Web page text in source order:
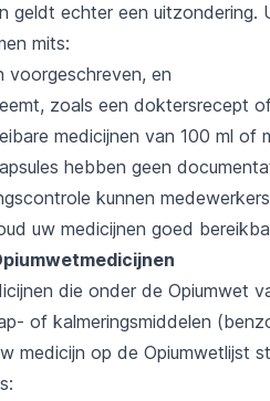
geldt echter een uitzondering.
mits:
voorgeschreven, en
zoals een doktersrecept
medicijnen van 100 ml of
hebben geen
kunnen
uw medicijnen goed
die onder de Opiumwet
of kalmeringsmiddelen
medicijn op de Opiumwetlijst